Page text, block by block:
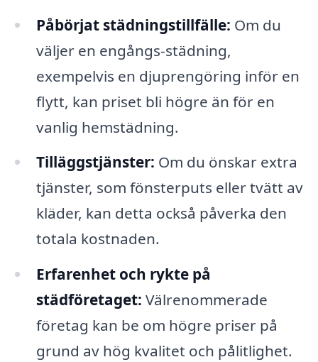
Påbörjat städningstillfälle: Om du
väljer en engångs-städning,
exempelvis en djuprengöring inför en
flytt, kan priset bli högre än för en
vanlig hemstädning.
Tilläggstjänster: Om du önskar extra
tjänster, som fönsterputs eller tvätt av
kläder, kan detta också påverka den
totala kostnaden.
Erfarenhet och rykte på
städföretaget: Välrenommerade
företag kan be om högre priser på
grund av hög kvalitet och pålitlighet.